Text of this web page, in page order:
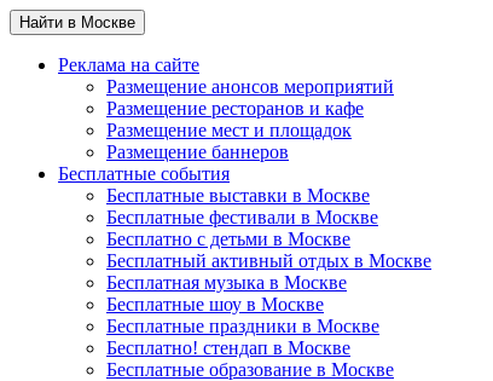
Найти в Москве
Реклама на сайте
Размещение анонсов мероприятий
Размещение ресторанов и кафе
Размещение мест и площадок
Размещение баннеров
Бесплатные события
Бесплатные выставки в Москве
Бесплатные фестивали в Москве
Бесплатно с детьми в Москве
Бесплатный активный отдых в Москве
Бесплатная музыка в Москве
Бесплатные шоу в Москве
Бесплатные праздники в Москве
Бесплатно! стендап в Москве
Бесплатные образование в Москве